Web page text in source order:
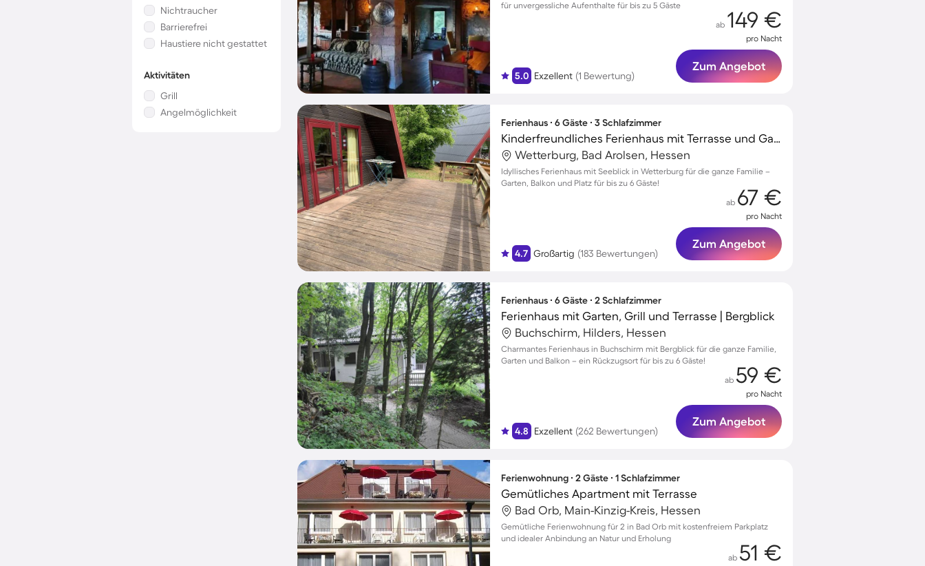
Nichtraucher
Barrierefrei
Haustiere nicht gestattet
Aktivitäten
Grill
Angelmöglichkeit
für unvergessliche Aufenthalte für bis zu 5 Gäste
5.0 Exzellent (1 Bewertung)
ab 149 €
pro Nacht
Zum Angebot
Ferienhaus ∙ 6 Gäste ∙ 3 Schlafzimmer
Kinderfreundliches Ferienhaus mit Terrasse und Garten | Naturblick
Wetterburg, Bad Arolsen, Hessen
Idyllisches Ferienhaus mit Seeblick in Wetterburg für die ganze Familie –
Garten, Balkon und Platz für bis zu 6 Gäste!
4.7 Großartig (183 Bewertungen)
ab 67 €
pro Nacht
Zum Angebot
Ferienhaus ∙ 6 Gäste ∙ 2 Schlafzimmer
Ferienhaus mit Garten, Grill und Terrasse | Bergblick
Buchschirm, Hilders, Hessen
Charmantes Ferienhaus in Buchschirm mit Bergblick für die ganze Familie,
Garten und Balkon – ein Rückzugsort für bis zu 6 Gäste!
4.8 Exzellent (262 Bewertungen)
ab 59 €
pro Nacht
Zum Angebot
Ferienwohnung ∙ 2 Gäste ∙ 1 Schlafzimmer
Gemütliches Apartment mit Terrasse
Bad Orb, Main-Kinzig-Kreis, Hessen
Gemütliche Ferienwohnung für 2 in Bad Orb mit kostenfreiem Parkplatz
und idealer Anbindung an Natur und Erholung
ab 51 €